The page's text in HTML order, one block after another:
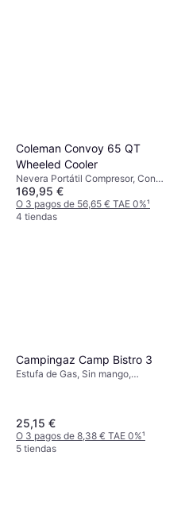
Coleman Convoy 65 QT
Wheeled Cooler
Nevera Portátil Compresor, Con
ruedas, Acero, TPU (Poliuretano
Termoplástico)
169,95 €
O 3 pagos de 56,65 € TAE 0%¹
4 tiendas
Campingaz Camp Bistro 3
Estufa de Gas, Sin mango,
25,15 €
O 3 pagos de 8,38 € TAE 0%¹
5 tiendas